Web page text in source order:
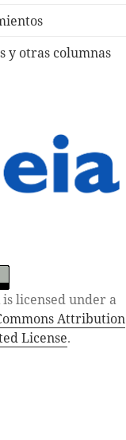
y otras columnas
licensed under a
Attribution
License.